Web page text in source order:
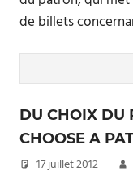
de billets
DU CHOIX DU
CHOOSE A
17 juillet 2012